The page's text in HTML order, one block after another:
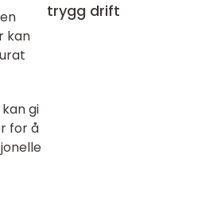
kan
gi
for å
trygg drift